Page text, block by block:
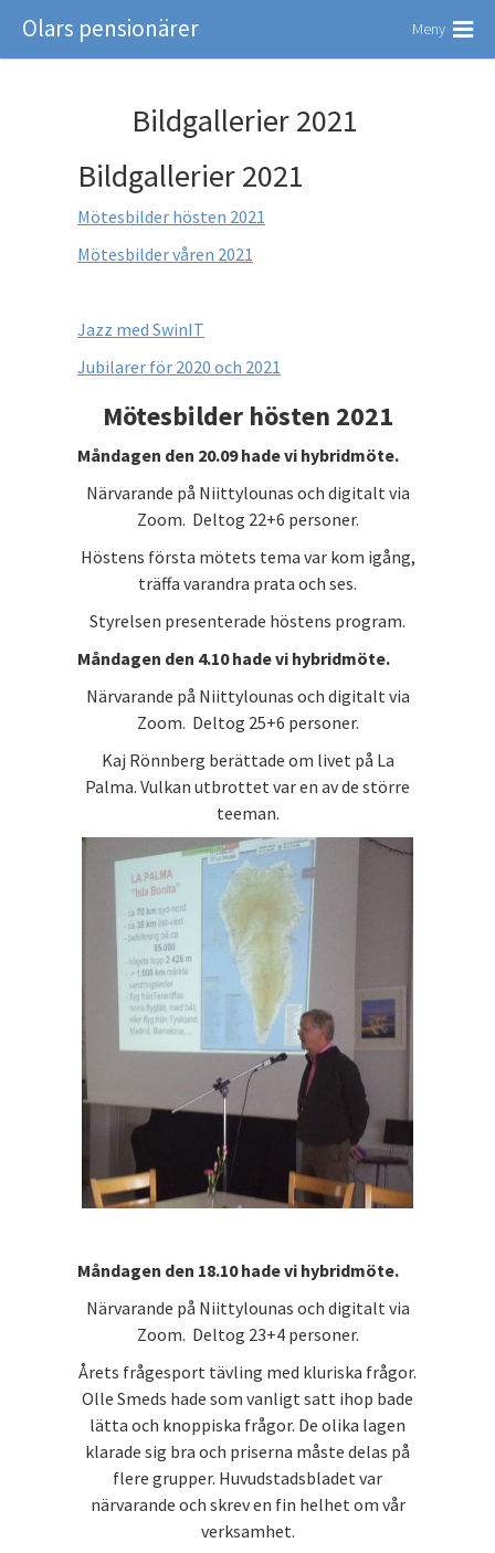
Olars pensionärer Meny
Bildgallerier 2021
Bildgallerier 2021
Mötesbilder hösten 2021
Mötesbilder våren 2021
Jazz med SwinIT
Jubilarer för 2020 och 2021
Mötesbilder hösten 2021
Måndagen den 20.09 hade vi hybridmöte.
Närvarande på Niittylounas och digitalt via
Zoom. Deltog 22+6 personer.
Höstens första mötets tema var kom igång,
träffa varandra prata och ses.
Styrelsen presenterade höstens program.
Måndagen den 4.10 hade vi hybridmöte.
Närvarande på Niittylounas och digitalt via
Zoom. Deltog 25+6 personer.
Kaj Rönnberg berättade om livet på La
Palma. Vulkan utbrottet var en av de större
teeman.
Måndagen den 18.10 hade vi hybridmöte.
Närvarande på Niittylounas och digitalt via
Zoom. Deltog 23+4 personer.
Årets frågesport tävling med kluriska frågor.
Olle Smeds hade som vanligt satt ihop bade
lätta och knoppiska frågor. De olika lagen
klarade sig bra och priserna måste delas på
flere grupper. Huvudstadsbladet var
närvarande och skrev en fin helhet om vår
verksamhet.